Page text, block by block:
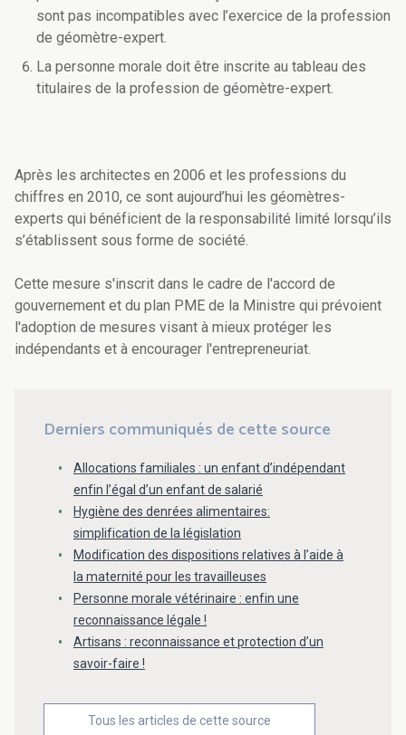
sont pas incompatibles avec l’exercice de la profession
de géomètre-expert.
La personne morale doit être inscrite au tableau des
titulaires de la profession de géomètre-expert.
Après les architectes en 2006 et les professions du
chiffres en 2010, ce sont aujourd’hui les géomètres-
experts qui bénéficient de la responsabilité limité lorsqu’ils
s’établissent sous forme de société.
Cette mesure s'inscrit dans le cadre de l'accord de
gouvernement et du plan PME de la Ministre qui prévoient
l'adoption de mesures visant à mieux protéger les
indépendants et à encourager l'entrepreneuriat.
Derniers communiqués de cette source
Allocations familiales : un enfant d’indépendant
enfin l’égal d’un enfant de salarié
Hygiène des denrées alimentaires:
simplification de la législation
Modification des dispositions relatives à l’aide à
la maternité pour les travailleuses
Personne morale vétérinaire : enfin une
reconnaissance légale !
Artisans : reconnaissance et protection d’un
savoir-faire !
Tous les articles de cette source